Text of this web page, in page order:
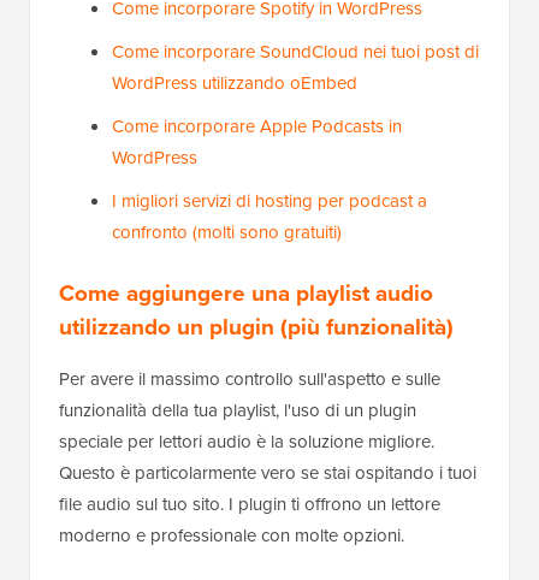
Come incorporare Spotify in WordPress
Come incorporare SoundCloud nei tuoi post di
WordPress utilizzando oEmbed
Come incorporare Apple Podcasts in
WordPress
I migliori servizi di hosting per podcast a
confronto (molti sono gratuiti)
Come aggiungere una playlist audio
utilizzando un plugin (più funzionalità)
Per avere il massimo controllo sull'aspetto e sulle
funzionalità della tua playlist, l'uso di un plugin
speciale per lettori audio è la soluzione migliore.
Questo è particolarmente vero se stai ospitando i tuoi
file audio sul tuo sito. I plugin ti offrono un lettore
moderno e professionale con molte opzioni.